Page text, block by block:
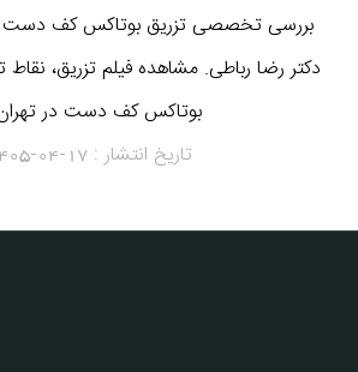
بررسی تخصصی تزریق بوتاکس کف دست
دکتر رضا رباطی. مشاهده فیلم تزریق،
بوتاکس کف دست در
تاریخ انتشار :04-17